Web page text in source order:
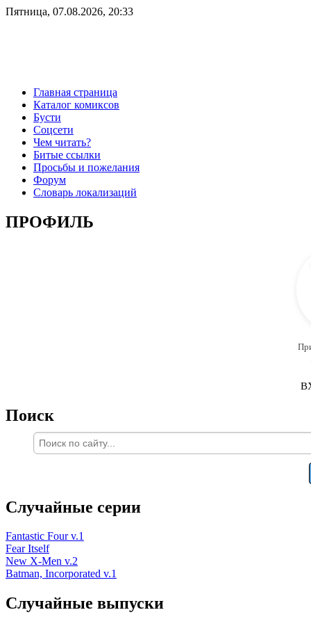
Пятница, 07.08.2026, 20:33
Главная страница
Каталог комиксов
Бусти
Соцсети
Чем читать?
Битые ссылки
Просьбы и пожелания
Форум
Словарь локализаций
ПРОФИЛЬ
Поиск
Случайные серии
Fantastic Four v.1
Fear Itself
New X-Men v.2
Batman, Incorporated v.1
Случайные выпуски